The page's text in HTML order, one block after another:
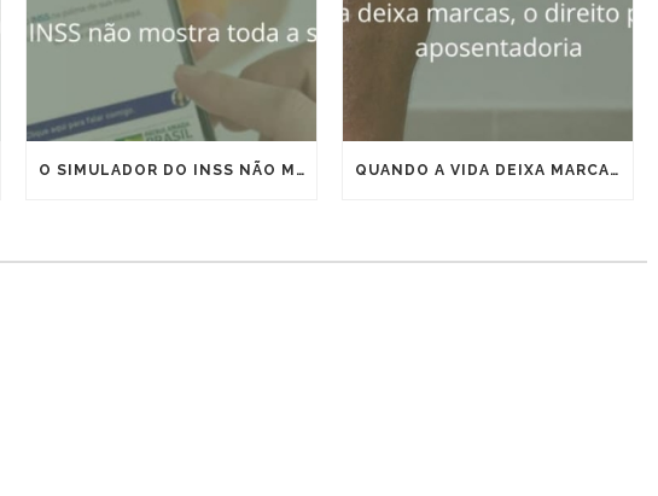
O SIMULADOR DO INSS NÃO MOSTRA TODA A SUA APOSENTADORIA QUANDO A VIDA DEIXA MARCAS, O DIREITO PODE ANTECIPAR A APOSENTADORIA